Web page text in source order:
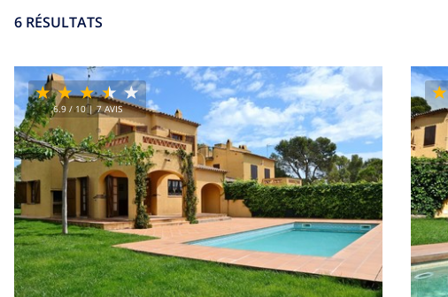
6 RÉSULTATS
6.9/ 10 |7 AVIS